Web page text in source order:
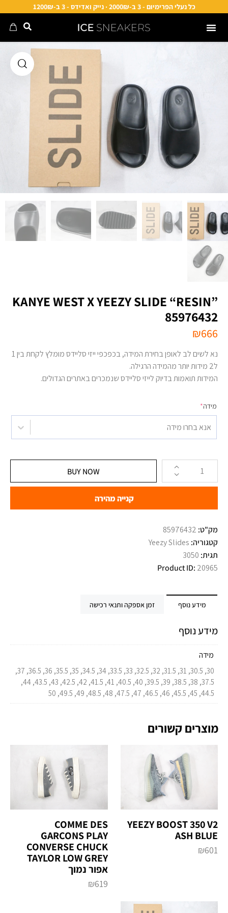
כל נעלי הפרימיום - 3 ב-2000₪ · נייק ואדידס - 3 ב-1200₪
KANYE WEST X YEEZY SLIDE “RESIN”
85976432
₪666
נא לשים לב לאופן בחירת המידה, בכפכפי ייזי סליידס מומלץ לקחת בין 1
ל2 מידות יותר מהמידה הרגילה.
המידות תואמות בדיוק לייזי סליידס שנמכרים באתרים הגדולים.
מידה*
אנא בחרו מידה
BUY NOW
קנייה מהירה
מק"ט: 85976432
קטגוריה: Yeezy Slides
תגית: 3050
Product ID: 20965
מידע נוסף זמן אספקה ותנאי רכישה
מידע נוסף
מידה
30, 30.5, 31, 31.5, 32, 32.5, 33, 33.5, 34, 34.5, 35, 35.5, 36, 36.5, 37,
37.5, 38, 38.5, 39, 39.5, 40, 40.5, 41, 41.5, 42, 42.5, 43, 43.5, 44,
44.5, 45, 45.5, 46, 46.5, 47, 47.5, 48, 48.5, 49, 49.5, 50
מוצרים קשורים
YEEZY BOOST 350 V2
ASH BLUE
₪601
COMME DES
GARCONS PLAY
CONVERSE CHUCK
TAYLOR LOW GREY
אפור נמוך
₪619